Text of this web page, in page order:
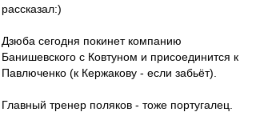
рассказал:)
Дзюба сегодня покинет компанию
Банишевского с Ковтуном и присоединится к
Павлюченко (к Кержакову - если забьёт).
Главный тренер поляков - тоже португалец.